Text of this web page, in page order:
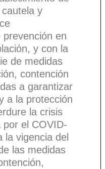
y
en
y con la
de medidas
contención
a garantizar
a la protección
la crisis
por el COVID-
la vigencia del
las medidas